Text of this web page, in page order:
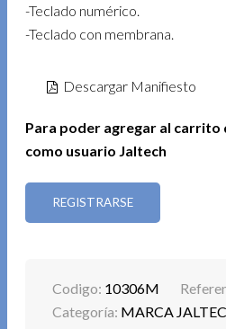
-Teclado numérico.
-Teclado con membrana.
Descargar Manifiesto
Para poder agregar al
como usuario Jaltech
REGISTRARSE
Codigo: 10306M
Categoría: MARCA